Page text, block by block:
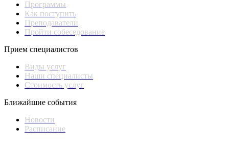
Программы
Как поступить
Преподаватели
Пройти собеседование
Прием специалистов
Виды услуг
Наши специалисты
Стоимость услуг
Ближайшие события
Новости
Расписание